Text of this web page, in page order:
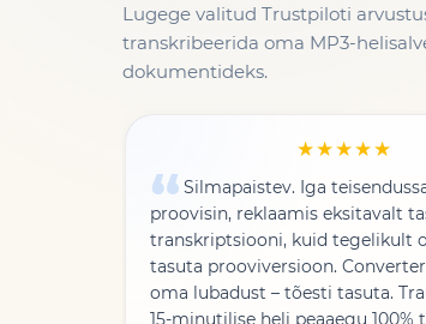
Lugege valitud Trustpiloti
transkribeerida oma MP3-
dokumentideks.
★★★★★
Silmapaistev. Iga
proovisin, reklaamis eksitavalt
transkriptsiooni, kuid tegelikult
tasuta prooviversioon.
oma lubadust – tõesti tasuta.
15-minutilise heli peaaegu 100%